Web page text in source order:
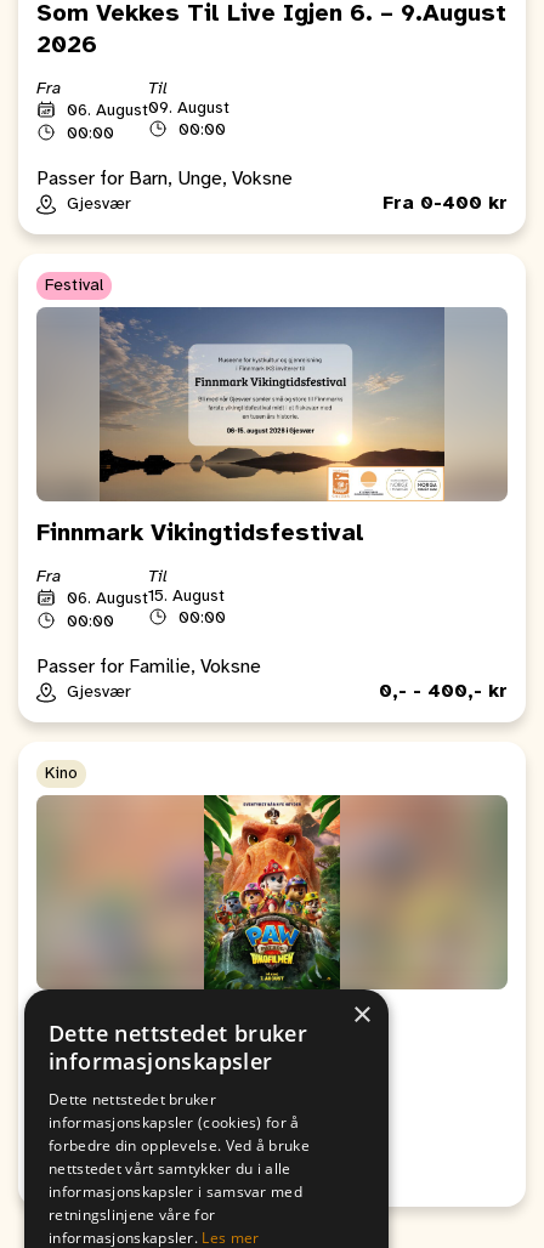
Som Vekkes Til Live Igjen 6. – 9.August
2026
Fra
06. August
00:00
Til
09. August
00:00
Passer for Barn, Unge, Voksne
Gjesvær Fra 0-400 kr
Festival
Finnmark Vikingtidsfestival
Fra
06. August
00:00
Til
15. August
00:00
Passer for Familie, Voksne
Gjesvær 0,- - 400,- kr
Kino
Kino: Paw Patrol: Dinofilmen
Fra
17:00
Til
19:00
Passer for alle
Honningsvåg
×
Dette nettstedet bruker
informasjonskapsler
Dette nettstedet bruker
informasjonskapsler (cookies) for å
forbedre din opplevelse. Ved å bruke
nettstedet vårt samtykker du i alle
informasjonskapsler i samsvar med
retningslinjene våre for
informasjonskapsler. Les mer